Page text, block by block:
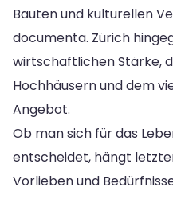
Bauten und kulturellen
documenta. Zürich
wirtschaftlichen Stärke,
Hochhäusern und dem
Angebot.
Ob man sich für das
entscheidet, hängt
Vorlieben und